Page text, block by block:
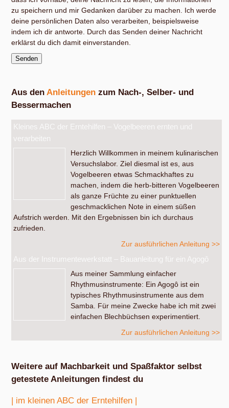
zu speichern und mir Gedanken darüber zu machen. Ich werde
deine persönlichen Daten also verarbeiten, beispielsweise
indem ich dir antworte. Durch das Senden deiner Nachricht
erklärst du dich damit einverstanden.
Aus den Anleitungen zum Nach-, Selber- und
Bessermachen
Kleines ABC der Erntehilfen – Vogelbeeren ernten und
verarbeiten
Herzlich Willkommen in meinem kulinarischen
Versuchslabor. Ziel diesmal ist es, aus
Vogelbeeren etwas Schmackhaftes zu
machen, indem die herb-bitteren Vogelbeeren
als ganze Früchte zu einer punktuellen
geschmacklichen Note in einem süßen
Aufstrich werden. Mit den Ergebnissen bin ich durchaus
zufrieden.
Zur ausführlichen Anleitung >>
Aus der Instrumentewerkstatt – Bauanleitung für ein Agogô
Aus meiner Sammlung einfacher
Rhythmusinstrumente: Ein Agogô ist ein
typisches Rhythmusinstrumente aus dem
Samba. Für meine Zwecke habe ich mit zwei
einfachen Blechbüchsen experimentiert.
Zur ausführlichen Anleitung >>
Weitere auf Machbarkeit und Spaßfaktor selbst
getestete Anleitungen findest du
| im kleinen ABC der Erntehilfen |